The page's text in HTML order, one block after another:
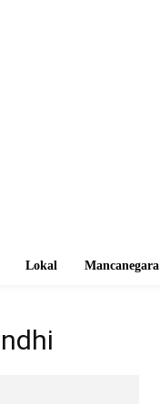
Lokal Mancanegara